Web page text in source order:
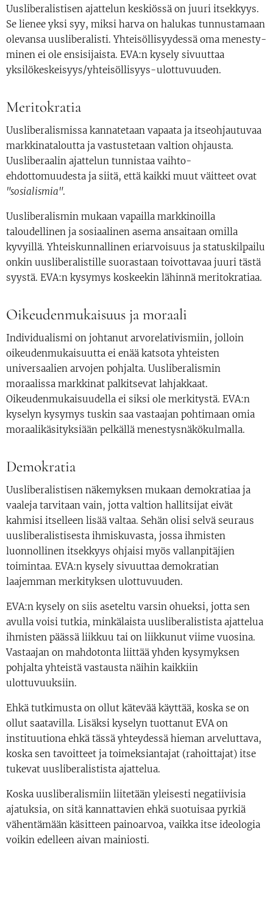
Uusliberalistisen ajattelun keskiössä on juuri itsekkyys.
Se lienee yksi syy, miksi harva on halukas tunnustamaan
olevansa uusliberalisti. Yhteisöllisyydessä oma menesty-
minen ei ole ensisijaista. EVA:n kysely sivuuttaa
yksilökeskeisyys/yhteisöllisyys-ulottuvuuden.
Meritokratia
Uusliberalismissa kannatetaan vapaata ja itseohjautuvaa
markkinataloutta ja vastustetaan valtion ohjausta.
Uusliberaalin ajattelun tunnistaa vaihto-
ehdottomuudesta ja siitä, että kaikki muut väitteet ovat
"sosialismia".
Uusliberalismin mukaan vapailla markkinoilla
taloudellinen ja sosiaalinen asema ansaitaan omilla
kyvyillä. Yhteiskunnallinen eriarvoisuus ja statuskilpailu
onkin uusliberalistille suorastaan toivottavaa juuri tästä
syystä. EVA:n kysymys koskeekin lähinnä meritokratiaa.
Oikeudenmukaisuus ja moraali
Individualismi on johtanut arvorelativismiin, jolloin
oikeudenmukaisuutta ei enää katsota yhteisten
universaalien arvojen pohjalta. Uusliberalismin
moraalissa markkinat palkitsevat lahjakkaat.
Oikeudenmukaisuudella ei siksi ole merkitystä. EVA:n
kyselyn kysymys tuskin saa vastaajan pohtimaan omia
moraalikäsityksiään pelkällä menestysnäkökulmalla.
Demokratia
Uusliberalistisen näkemyksen mukaan demokratiaa ja
vaaleja tarvitaan vain, jotta valtion hallitsijat eivät
kahmisi itselleen lisää valtaa. Sehän olisi selvä seuraus
uusliberalistisesta ihmiskuvasta, jossa ihmisten
luonnollinen itsekkyys ohjaisi myös vallanpitäjien
toimintaa. EVA:n kysely sivuuttaa demokratian
laajemman merkityksen ulottuvuuden.
EVA:n kysely on siis aseteltu varsin ohueksi, jotta sen
avulla voisi tutkia, minkälaista uusliberalistista ajattelua
ihmisten päässä liikkuu tai on liikkunut viime vuosina.
Vastaajan on mahdotonta liittää yhden kysymyksen
pohjalta yhteistä vastausta näihin kaikkiin
ulottuvuuksiin.
Ehkä tutkimusta on ollut kätevää käyttää, koska se on
ollut saatavilla. Lisäksi kyselyn tuottanut EVA on
instituutiona ehkä tässä yhteydessä hieman arveluttava,
koska sen tavoitteet ja toimeksiantajat (rahoittajat) itse
tukevat uusliberalistista ajattelua.
Koska uusliberalismiin liitetään yleisesti negatiivisia
ajatuksia, on sitä kannattavien ehkä suotuisaa pyrkiä
vähentämään käsitteen painoarvoa, vaikka itse ideologia
voikin edelleen aivan mainiosti.